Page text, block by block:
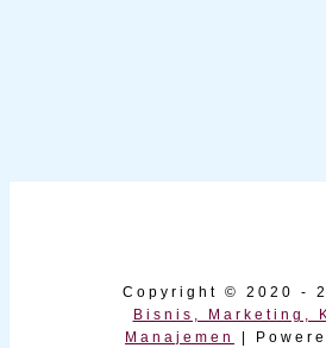
Copyright © 2020 -
Bisnis, Marketing,
Manajemen
|